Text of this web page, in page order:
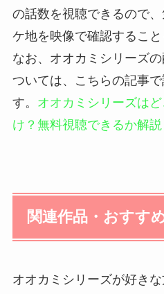
の話数を視聴できるので
ケ地を映像で確認すること
なお、オオカミシリーズ
ついては、こちらの記事
す。 オオカミシリーズは
け？無料視聴できるか解説
関連作品・おすす
オオカミシリーズが好き